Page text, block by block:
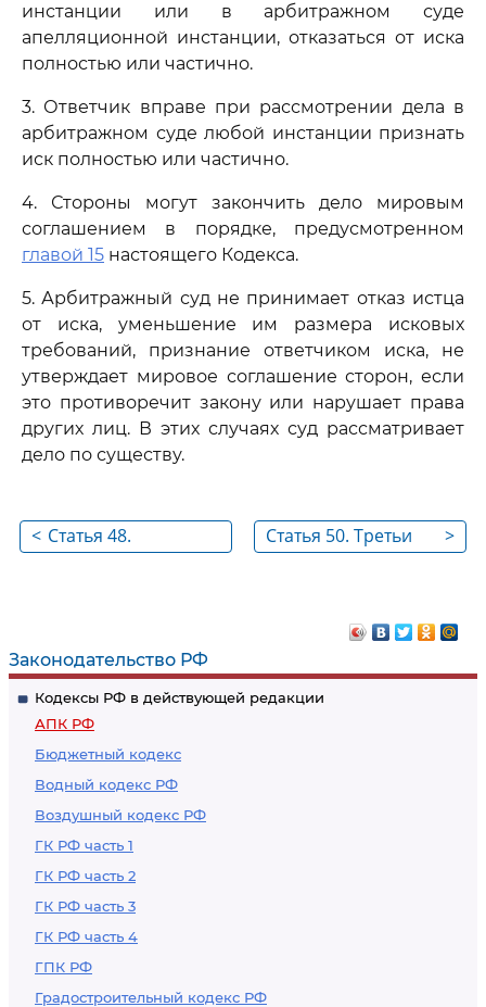
Законодательство РФ
Кодексы РФ в действующей редакции
АПК РФ
Бюджетный кодекс
Водный кодекс РФ
Воздушный кодекс РФ
ГК РФ часть 1
ГК РФ часть 2
ГК РФ часть 3
ГК РФ часть 4
ГПК РФ
Градостроительный кодекс РФ
инстанции или в арбитражном суде
апелляционной инстанции, отказаться от иска
полностью или частично.
3. Ответчик вправе при рассмотрении дела в
арбитражном суде любой инстанции признать
иск полностью или частично.
4. Стороны могут закончить дело мировым
соглашением в порядке, предусмотренном
главой 15 настоящего Кодекса.
5. Арбитражный суд не принимает отказ истца
от иска, уменьшение им размера исковых
требований, признание ответчиком иска, не
утверждает мировое соглашение сторон, если
это противоречит закону или нарушает права
других лиц. В этих случаях суд рассматривает
дело по существу.
< Статья 48.
>
Статья 50. Третьи
требования
относительно
предмета спора